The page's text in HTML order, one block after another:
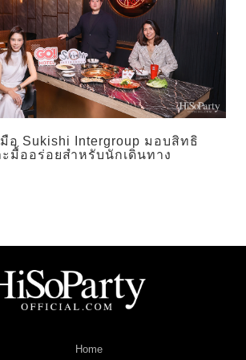
มือ Sukishi Intergroup มอบสิทธิ
มื้ออร่อยสำหรับนักเดินทาง
Home